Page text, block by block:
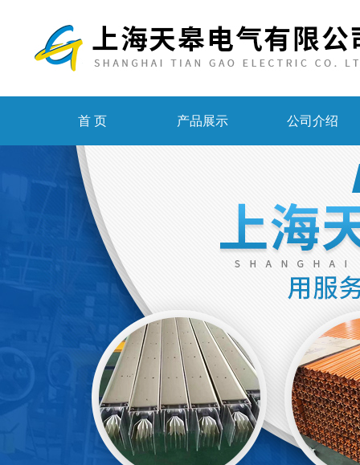
首 页 产品展示 公司介绍